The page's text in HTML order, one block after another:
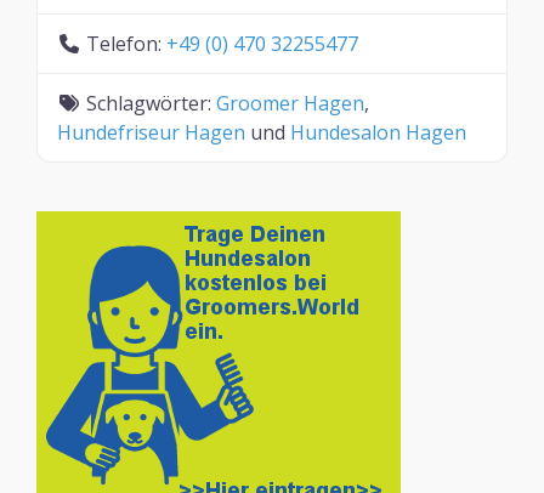
Telefon: +49 (0) 470 32255477
Schlagwörter: Groomer Hagen,
Hundefriseur Hagen und Hundesalon Hagen